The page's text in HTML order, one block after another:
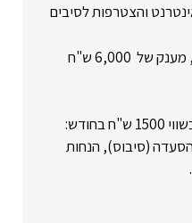
והצטרפות לסיבים
אנחנו מציעים- תנאים מעולים, מענק של 6,000 ש"ח
בנוסף, תוכלו להנות מהטבות בשווי 1500 ש"ח בחודש:
(סיבוס), הנחות